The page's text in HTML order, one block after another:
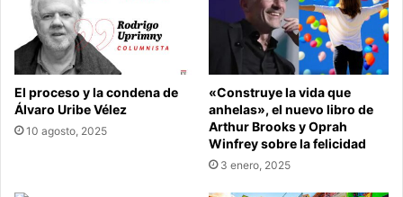
El proceso y la condena de
Álvaro Uribe Vélez
10 agosto, 2025
«Construye la vida que
anhelas», el nuevo libro de
Arthur Brooks y Oprah
Winfrey sobre la felicidad
3 enero, 2025